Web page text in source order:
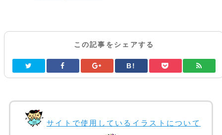
この記事をシェアする
B!
サイトで使用しているイラストについて